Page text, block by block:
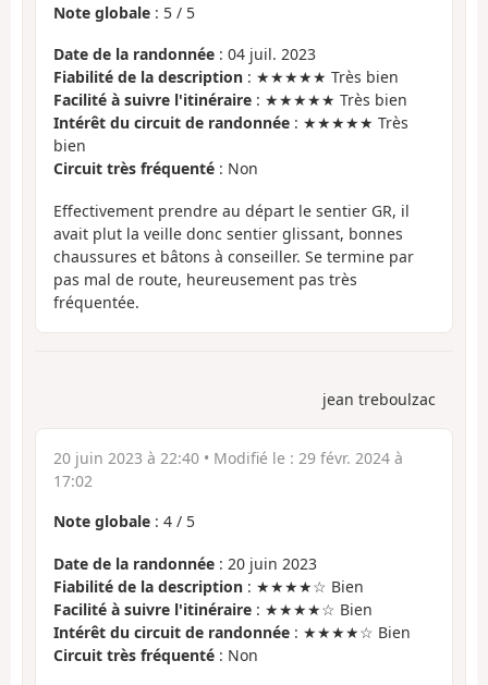
Note globale : 5 / 5
Date de la randonnée : 04 juil. 2023
Fiabilité de la description : ★★★★★ Très bien
Facilité à suivre l'itinéraire : ★★★★★ Très bien
Intérêt du circuit de randonnée : ★★★★★ Très
bien
Circuit très fréquenté : Non
Effectivement prendre au départ le sentier GR, il
avait plut la veille donc sentier glissant, bonnes
chaussures et bâtons à conseiller. Se termine par
pas mal de route, heureusement pas très
fréquentée.
jean treboulzac
20 juin 2023 à 22:40 • Modifié le : 29 févr. 2024 à
17:02
Note globale : 4 / 5
Date de la randonnée : 20 juin 2023
Fiabilité de la description : ★★★★☆ Bien
Facilité à suivre l'itinéraire : ★★★★☆ Bien
Intérêt du circuit de randonnée : ★★★★☆ Bien
Circuit très fréquenté : Non